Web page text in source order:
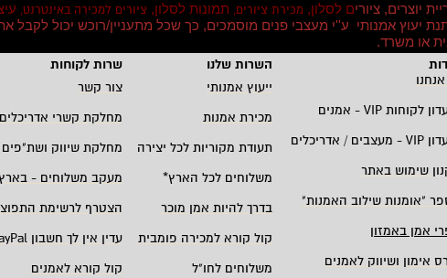
יוצרים, ציורים לסלון, מכירת ציורים, תמונות לסלון, ציורים למכירה באינטרנט,
יעוץ אמנותי ע''י מעצבי פנים מוסמכים, כך שכל מתעניין/רוכש יכול
או משרד.
השרות שלנו שרות לקוחות
ייעוץ אמנותי צור קשר
לקוחות VIP - אמנים מכירת אמנות מחלקת קשרי אדריכלים
VIP - מעצבים / אדריכלים תעודת מקוריות לכל יצירה מחלקת שיווק ושת"פים
שימוש באתר
משלוחים לכל הארץ* מעקב משלוחים -
"אומנות שילוב האמנות" בדרך להיות אמן מוכר הצטרף לרשימת
אמן באמזון
קול קורא למכירה פומבית עדין אין לך חשבון PayPal -
אימון ושיווק לאמנים
משלוחים לחו"ל קול קורא לאמנים